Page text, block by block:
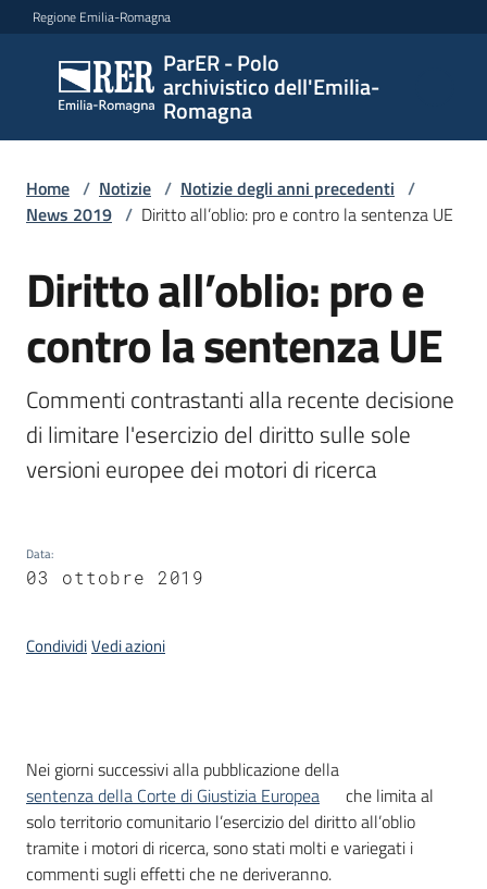
Vai al contenuto
Vai alla navigazione
Vai al footer
Regione Emilia-Romagna
ParER - Polo
archivistico dell'Emilia-
Romagna
ParER -
Polo
archivistico
Romagna
Polo
archivistico
Archivio
storico
Conservazione
Argomenti
Seguici
su
Home / Notizie / Notizie degli anni precedenti /
News 2019 / Diritto all’oblio: pro e contro la sentenza UE
Salta al contenuto
Diritto all’oblio: pro e
contro la sentenza UE
Commenti contrastanti alla recente decisione
di limitare l'esercizio del diritto sulle sole
versioni europee dei motori di ricerca
Data:
03 ottobre 2019
CondividiVedi azioni
Introduzione
Nei giorni successivi alla pubblicazione della
sentenza della Corte di Giustizia Europea
che limita al
solo territorio comunitario l’esercizio del diritto all’oblio
tramite i motori di ricerca, sono stati molti e variegati i
commenti sugli effetti che ne deriveranno.